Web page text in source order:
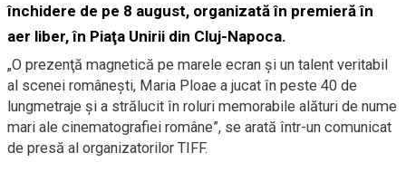
închidere de pe 8 august, organizată în premieră în
aer liber, în Piaţa Unirii din Cluj-Napoca.
„O prezenţă magnetică pe marele ecran şi un talent veritabil
al scenei româneşti, Maria Ploae a jucat în peste 40 de
lungmetraje şi a strălucit în roluri memorabile alături de nume
mari ale cinematografiei române”, se arată într-un comunicat
de presă al organizatorilor TIFF.